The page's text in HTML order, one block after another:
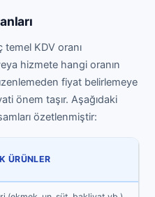
temel KDV oranı
hizmete hangi oranın
fiyat belirlemeye
önem taşır. Aşağıdaki
özetlenmiştir:
ÜRÜNLER